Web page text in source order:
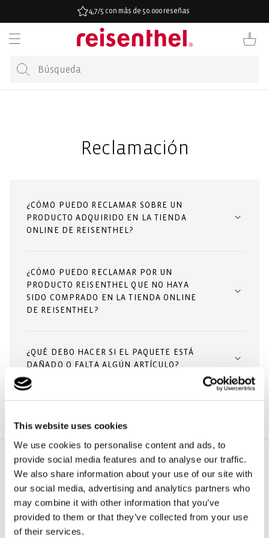
This website uses cookies
We use cookies to personalise content and ads, to
provide social media features and to analyse our traffic.
We also share information about your use of our site with
our social media, advertising and analytics partners who
may combine it with other information that you’ve
provided to them or that they’ve collected from your use
of their services.
4,7/5 con más de 50.000 reseñas
Carrito
Reclamación
¿CÓMO PUEDO RECLAMAR SOBRE UN
PRODUCTO ADQUIRIDO EN LA TIENDA
ONLINE DE REISENTHEL?
¿CÓMO PUEDO RECLAMAR POR UN
PRODUCTO REISENTHEL QUE NO HAYA
SIDO COMPRADO EN LA TIENDA ONLINE
DE REISENTHEL?
¿QUÉ DEBO HACER SI EL PAQUETE ESTÁ
DAÑADO O FALTA ALGÚN ARTÍCULO?
Categorías populares